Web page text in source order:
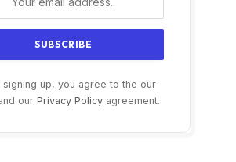
signing up, you agree to the our
our Privacy Policy agreement.